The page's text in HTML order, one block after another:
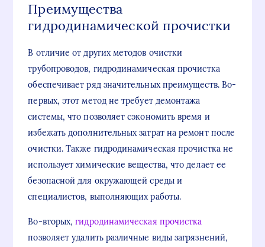
Преимущества
гидродинамической прочистки
В отличие от других методов очистки
трубопроводов, гидродинамическая прочистка
обеспечивает ряд значительных преимуществ. Во-
первых, этот метод не требует демонтажа
системы, что позволяет сэкономить время и
избежать дополнительных затрат на ремонт после
очистки. Также гидродинамическая прочистка не
использует химические вещества, что делает ее
безопасной для окружающей среды и
специалистов, выполняющих работы.
Во-вторых,гидродинамическая прочистка
позволяет удалить различные виды загрязнений,